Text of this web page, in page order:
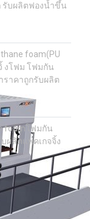
รับผลิตฟองน้ำขึ้น
foam(PU
งโฟม โฟมกัน
ราคาถูกรับผลิต
foamโฟมกัน
ผลิตแพคเกจจิ้ง